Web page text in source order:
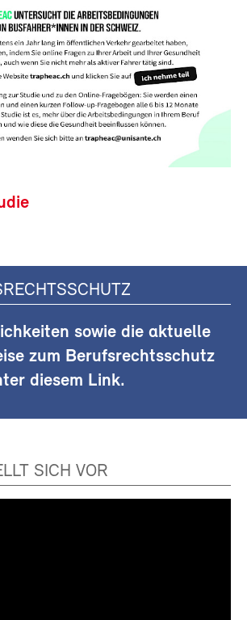
sowie die aktuelle
zum Berufsrechtsschutz
diesem Link.
SICH VOR